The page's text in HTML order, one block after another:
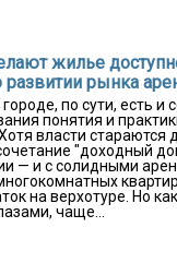
жилье
развитии рынка
по сути, есть и
понятия и
власти стараются
"доходный
— и с солидными
на верхотуре. Но
чаще...